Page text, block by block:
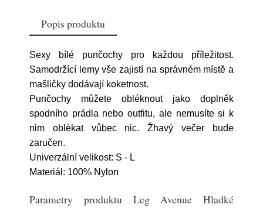
Popis produktu
Sexy bílé punčochy pro každou příležitost.
Samodržící lemy vše zajistí na správném místě a
mašličky dodávají koketnost.
Punčochy můžete obléknout jako doplněk
spodního prádla nebo outfitu, ale nemusíte si k
nim oblékat vůbec nic. Žhavý večer bude
zaručen.
Univerzální velikost: S - L
Materiál: 100% Nylon
Parametry produktu Leg Avenue Hladké